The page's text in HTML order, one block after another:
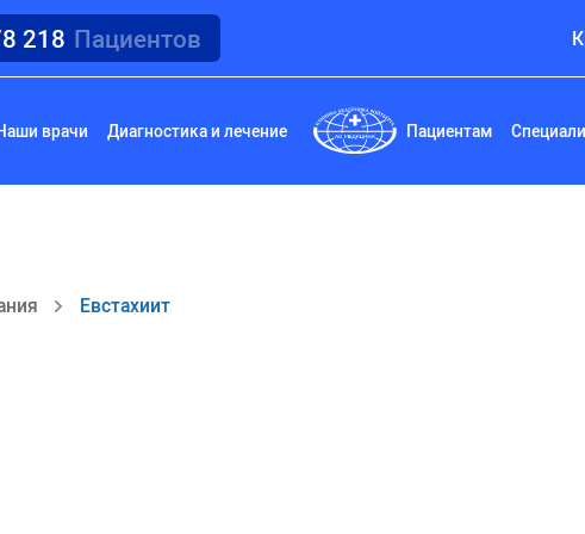
218 Пациентов
врачи Диагностика и лечение Пациентам
Евстахиит